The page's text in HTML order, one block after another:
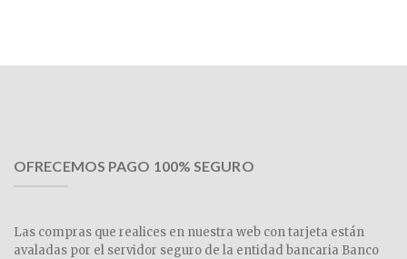
OFRECEMOS PAGO 100% SEGURO
Las compras que realices en nuestra web con tarjeta están
avaladas por el servidor seguro de la entidad bancaria Banco